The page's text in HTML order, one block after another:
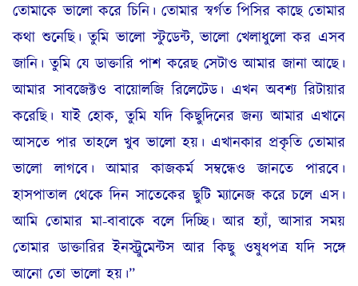
তোমাকে ভালো করে চিনি। তোমার স্বর্গত পিসির কাছে তোমার
কথা শুনেছি। তুমি ভালো স্টুডেন্ট, ভালো খেলাধুলো কর এসব
জানি। তুমি যে ডাক্তারি পাশ করেছ সেটাও আমার জানা আছে।
আমার সাবজেক্টও বায়োলজি রিলেটেড। এখন অবশ্য রিটায়ার
করেছি। যাই হোক, তুমি যদি কিছুদিনের জন্য আমার এখানে
আসতে পার তাহলে খুব ভালো হয়। এখানকার প্রকৃতি তোমার
ভালো লাগবে। আমার কাজকর্ম সম্বন্ধেও জানতে পারবে।
হাসপাতাল থেকে দিন সাতেকের ছুটি ম্যানেজ করে চলে এস।
আমি তোমার মা-বাবাকে বলে দিচ্ছি। আর হ্যাঁ, আসার সময়
তোমার ডাক্তারির ইনস্ট্রুমেন্টস আর কিছু ওষুধপত্র যদি সঙ্গে
আনো তো ভালো হয়।”